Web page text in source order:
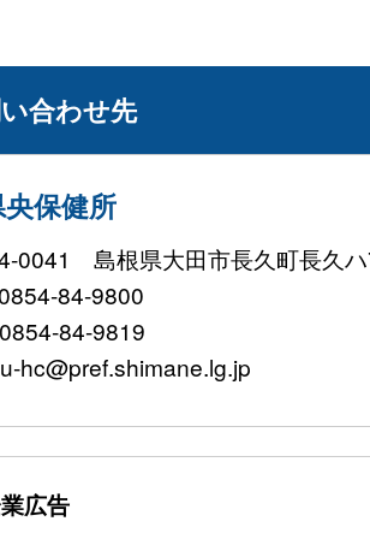
合わせ先
保健所
0041 島根県大田市長久町長久
84-9800
84-9819
hc@pref.shimane.lg.jp
広告